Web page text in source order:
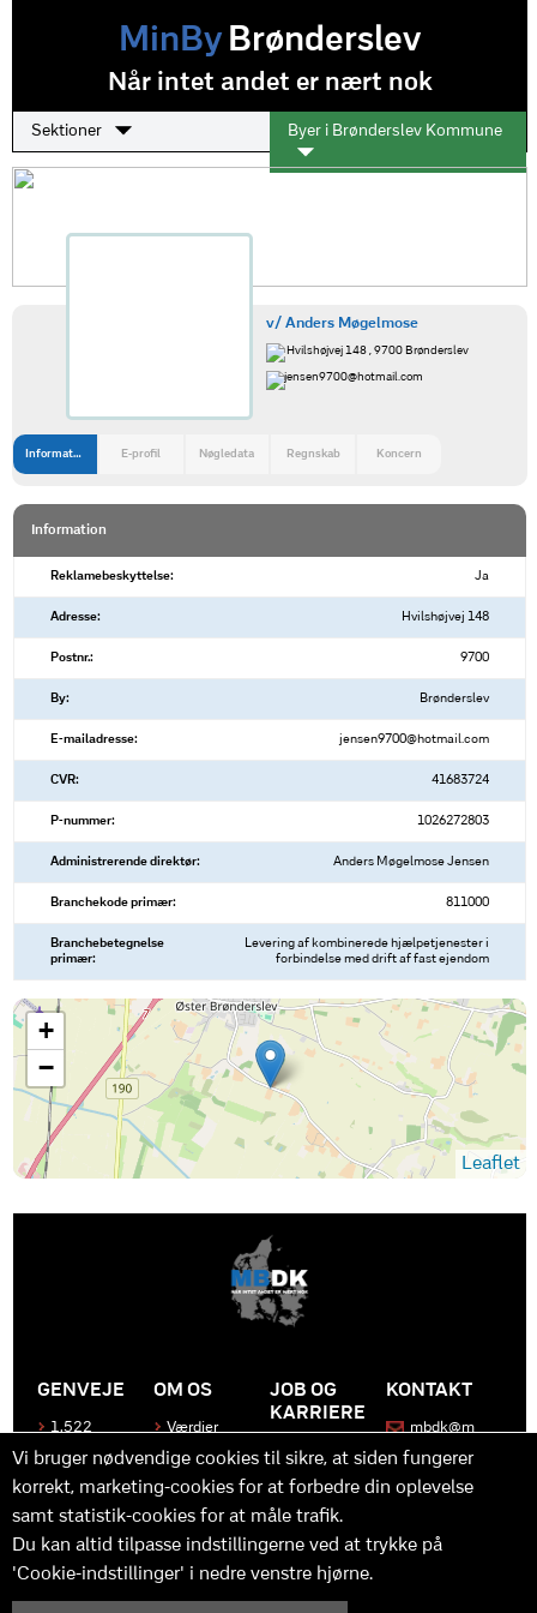
MinByBrønderslev
Når intet andet er nært nok
Sektioner Byer i Brønderslev Kommune
v/ Anders Møgelmose
Hvilshøjvej 148 , 9700 Brønderslev
jensen9700@hotmail.com
Information E-profil Nøgledata Regnskab Koncern
Information
Reklamebeskyttelse: Ja
Adresse: Hvilshøjvej 148
Postnr.: 9700
By: Brønderslev
E-mailadresse: jensen9700@hotmail.com
CVR: 41683724
P-nummer: 1026272803
Administrerende direktør: Anders Møgelmose Jensen
Branchekode primær: 811000
Branchebetegnelse
primær:
Levering af kombinerede hjælpetjenester i
forbindelse med drift af fast ejendom
+
−
Leaflet
GENVEJE
1.522
Produkter
Kontakt
os
OM OS
Værdier
Historen
bag
MBDK
Hvad gør
os unikke
JOB OG
KARRIERE
Bliv en del
af MBDK
Vores
team
og
udvikling
KONTAKT
mbdk@m
Vi bruger nødvendige cookies til sikre, at siden fungerer
korrekt, marketing-cookies for at forbedre din oplevelse
samt statistik-cookies for at måle trafik.
Du kan altid tilpasse indstillingerne ved at trykke på
'Cookie-indstillinger' i nedre venstre hjørne.